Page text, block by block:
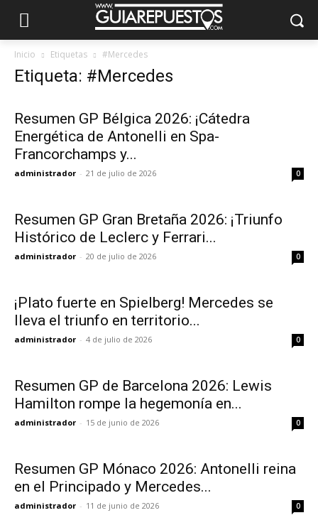
Inicio Etiquetas #Mercedes
Etiqueta: #Mercedes
Resumen GP Bélgica 2026: ¡Cátedra
Energética de Antonelli en Spa-
Francorchamps y...
administrador - 21 de julio de 2026 0
Resumen GP Gran Bretaña 2026: ¡Triunfo
Histórico de Leclerc y Ferrari...
administrador - 20 de julio de 2026 0
¡Plato fuerte en Spielberg! Mercedes se
lleva el triunfo en territorio...
administrador - 4 de julio de 2026 0
Resumen GP de Barcelona 2026: Lewis
Hamilton rompe la hegemonía en...
administrador - 15 de junio de 2026 0
Resumen GP Mónaco 2026: Antonelli reina
en el Principado y Mercedes...
administrador - 11 de junio de 2026 0